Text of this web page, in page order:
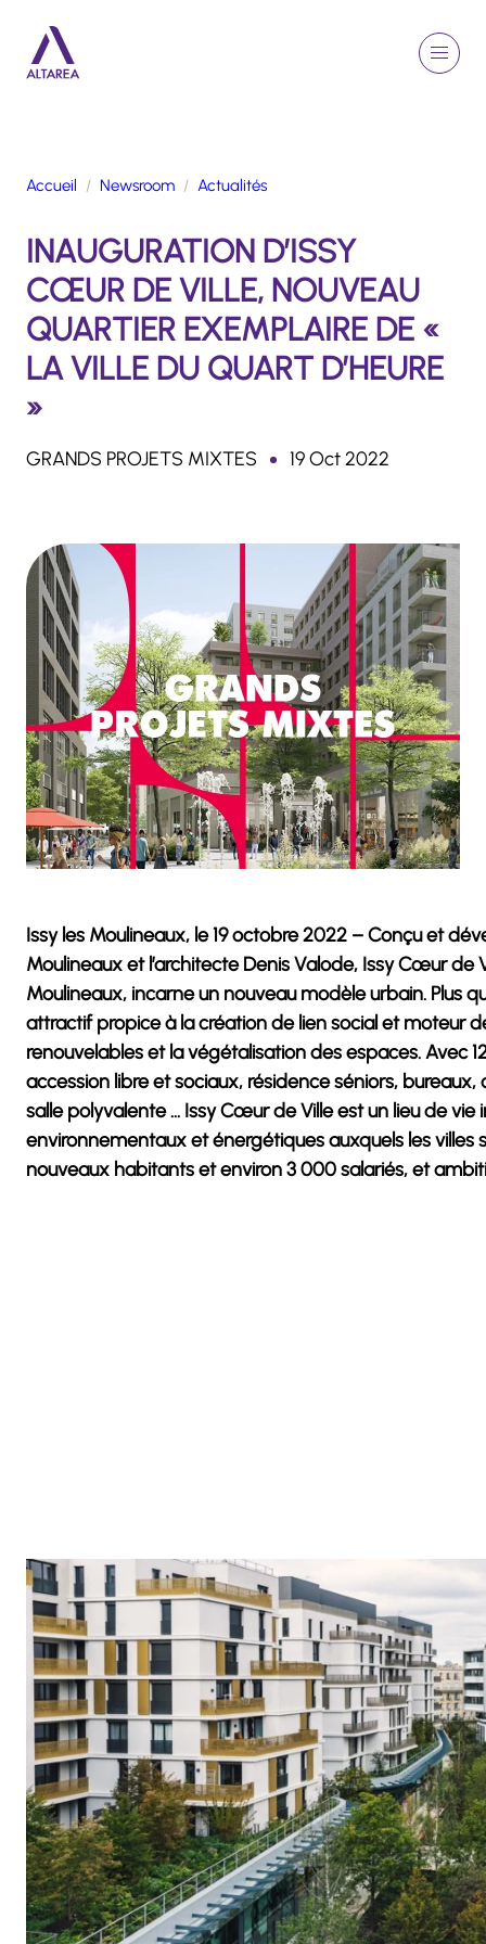
Menu
ACTIVITÉS
ENGAGEMENTS
TALENTS
FINANCE
NEWSROOM
PORTFOLIO
Rechercher
Accueil Newsroom Actualités
INAUGURATION D’ISSY
CŒUR DE VILLE, NOUVEAU
QUARTIER EXEMPLAIRE DE «
LA VILLE DU QUART D’HEURE
»
GRANDS PROJETS MIXTES 19 Oct 2022
Issy les Moulineaux, le 19 octobre 2022 –Conçu et
Moulineaux et l’architecte Denis Valode, Issy Cœur
Moulineaux, incarne un nouveau modèle urbain. Plus
attractif propice à la création de lien social et moteur
renouvelables et la végétalisation des espaces. Avec
accession libre et sociaux, résidence séniors,
salle polyvalente … Issy Cœur de Ville est un lieu de
environnementaux et énergétiques auxquels les villes
nouveaux habitants et environ 3 000 salariés, et